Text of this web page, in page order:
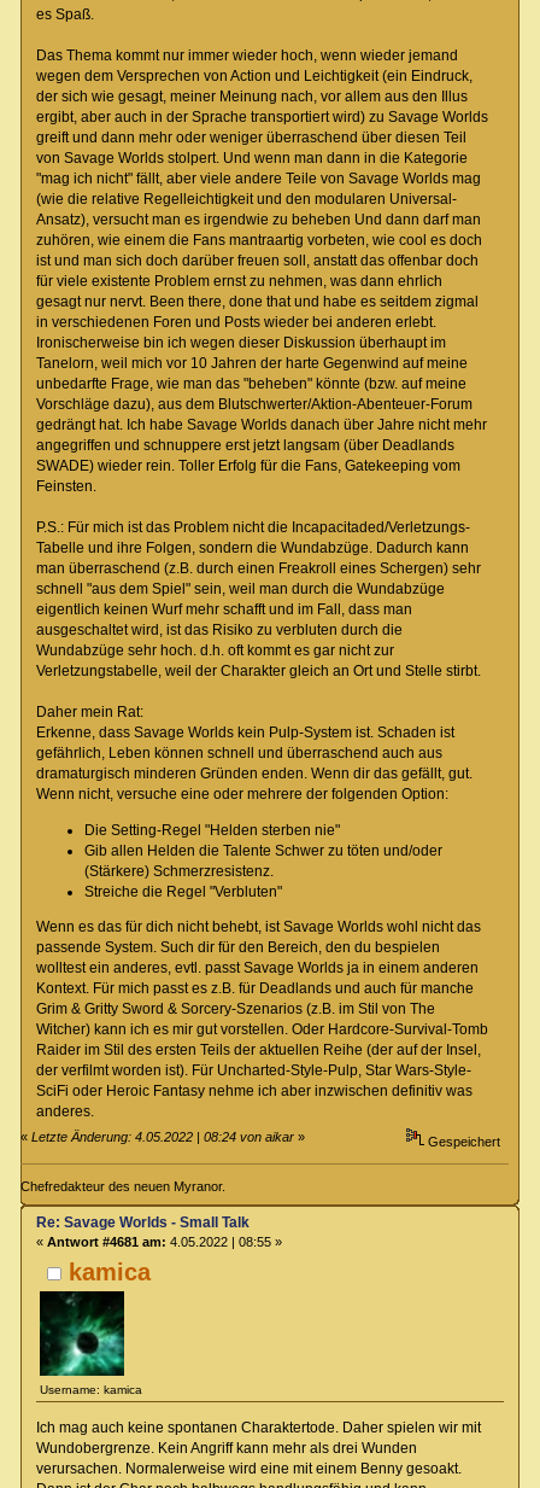
es Spaß.
Das Thema kommt nur immer wieder hoch, wenn wieder jemand
wegen dem Versprechen von Action und Leichtigkeit (ein Eindruck,
der sich wie gesagt, meiner Meinung nach, vor allem aus den Illus
ergibt, aber auch in der Sprache transportiert wird) zu Savage Worlds
greift und dann mehr oder weniger überraschend über diesen Teil
von Savage Worlds stolpert. Und wenn man dann in die Kategorie
"mag ich nicht" fällt, aber viele andere Teile von Savage Worlds mag
(wie die relative Regelleichtigkeit und den modularen Universal-
Ansatz), versucht man es irgendwie zu beheben Und dann darf man
zuhören, wie einem die Fans mantraartig vorbeten, wie cool es doch
ist und man sich doch darüber freuen soll, anstatt das offenbar doch
für viele existente Problem ernst zu nehmen, was dann ehrlich
gesagt nur nervt. Been there, done that und habe es seitdem zigmal
in verschiedenen Foren und Posts wieder bei anderen erlebt.
Ironischerweise bin ich wegen dieser Diskussion überhaupt im
Tanelorn, weil mich vor 10 Jahren der harte Gegenwind auf meine
unbedarfte Frage, wie man das "beheben" könnte (bzw. auf meine
Vorschläge dazu), aus dem Blutschwerter/Aktion-Abenteuer-Forum
gedrängt hat. Ich habe Savage Worlds danach über Jahre nicht mehr
angegriffen und schnuppere erst jetzt langsam (über Deadlands
SWADE) wieder rein. Toller Erfolg für die Fans, Gatekeeping vom
Feinsten.
P.S.: Für mich ist das Problem nicht die Incapacitaded/Verletzungs-
Tabelle und ihre Folgen, sondern die Wundabzüge. Dadurch kann
man überraschend (z.B. durch einen Freakroll eines Schergen) sehr
schnell "aus dem Spiel" sein, weil man durch die Wundabzüge
eigentlich keinen Wurf mehr schafft und im Fall, dass man
ausgeschaltet wird, ist das Risiko zu verbluten durch die
Wundabzüge sehr hoch. d.h. oft kommt es gar nicht zur
Verletzungstabelle, weil der Charakter gleich an Ort und Stelle stirbt.
Daher mein Rat:
Erkenne, dass Savage Worlds kein Pulp-System ist. Schaden ist
gefährlich, Leben können schnell und überraschend auch aus
dramaturgisch minderen Gründen enden. Wenn dir das gefällt, gut.
Wenn nicht, versuche eine oder mehrere der folgenden Option:
Die Setting-Regel "Helden sterben nie"
Gib allen Helden die Talente Schwer zu töten und/oder
(Stärkere) Schmerzresistenz.
Streiche die Regel "Verbluten"
Wenn es das für dich nicht behebt, ist Savage Worlds wohl nicht das
passende System. Such dir für den Bereich, den du bespielen
wolltest ein anderes, evtl. passt Savage Worlds ja in einem anderen
Kontext. Für mich passt es z.B. für Deadlands und auch für manche
Grim & Gritty Sword & Sorcery-Szenarios (z.B. im Stil von The
Witcher) kann ich es mir gut vorstellen. Oder Hardcore-Survival-Tomb
Raider im Stil des ersten Teils der aktuellen Reihe (der auf der Insel,
der verfilmt worden ist). Für Uncharted-Style-Pulp, Star Wars-Style-
SciFi oder Heroic Fantasy nehme ich aber inzwischen definitiv was
anderes.
«Letzte Änderung: 4.05.2022 | 08:24 von aikar » Gespeichert
Chefredakteur des neuen Myranor.
kamica
Username: kamica
Re: Savage Worlds - Small Talk
« Antwort #4681 am: 4.05.2022 | 08:55 »
Ich mag auch keine spontanen Charaktertode. Daher spielen wir mit
Wundobergrenze. Kein Angriff kann mehr als drei Wunden
verursachen. Normalerweise wird eine mit einem Benny gesoakt.